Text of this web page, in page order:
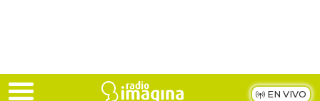
EN VIVO